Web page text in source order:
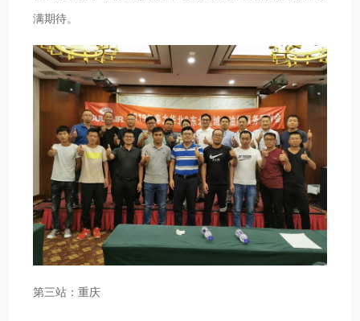
满期待。
第三站：重庆